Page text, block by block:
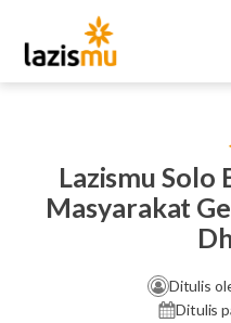
Lazismu Solo
Masyarakat
Ditulis
Ditulis